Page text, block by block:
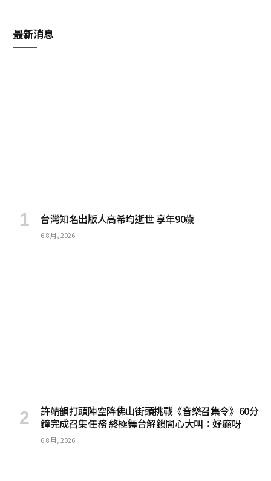
最新消息
台灣知名出版人高希均逝世 享年90歲
6 8 月, 2026
許靖韻打頭陣空降佛山街頭挑戰《音樂召集令》60分
鐘完成召集任務 終極舞台解鎖開心大叫：好癲呀
6 8 月, 2026